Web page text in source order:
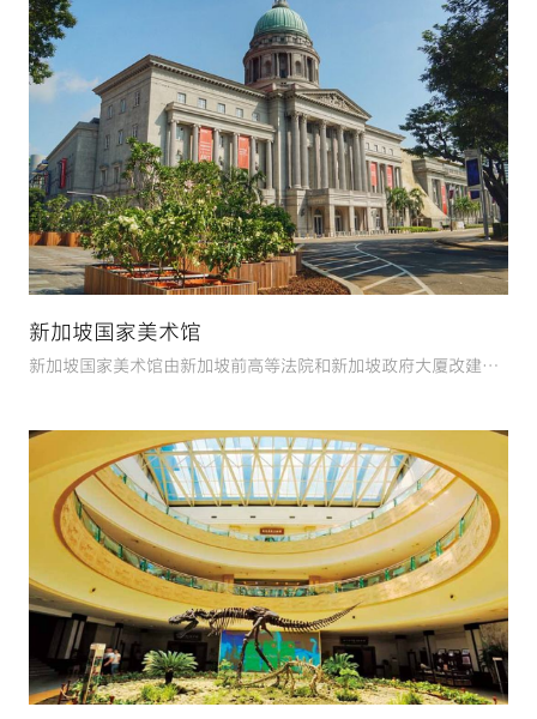
新加坡国家美术馆
新加坡国家美术馆由新加坡前高等法院和新加坡政府大厦改建而